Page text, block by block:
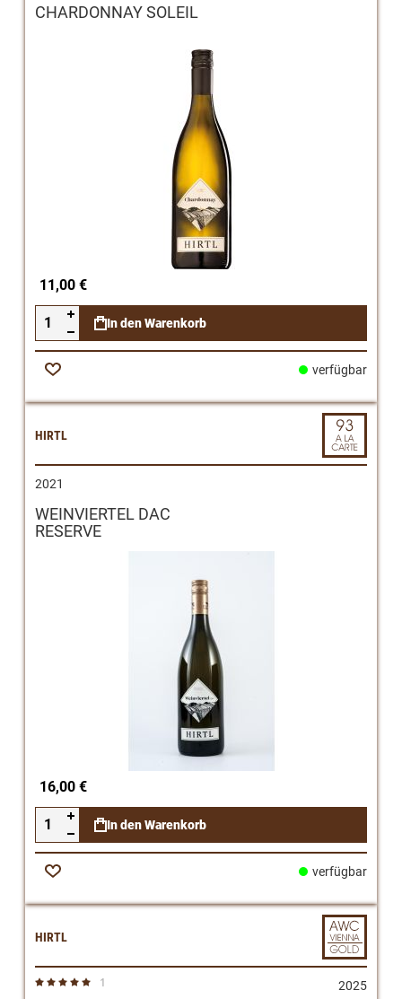
CHARDONNAY SOLEIL
11,00 €
In den Warenkorb
Zur
verfügbar
HIRTL
2021
WEINVIERTEL DAC
RESERVE
16,00 €
In den Warenkorb
Zur
verfügbar
HIRTL
Bewertung: 1 2025